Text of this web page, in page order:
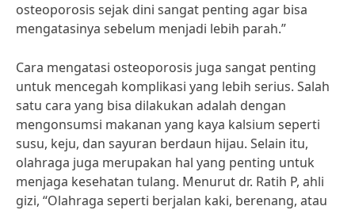
osteoporosis sejak dini sangat penting agar bisa
mengatasinya sebelum menjadi lebih parah.”
Cara mengatasi osteoporosis juga sangat penting
untuk mencegah komplikasi yang lebih serius. Salah
satu cara yang bisa dilakukan adalah dengan
mengonsumsi makanan yang kaya kalsium seperti
susu, keju, dan sayuran berdaun hijau. Selain itu,
olahraga juga merupakan hal yang penting untuk
menjaga kesehatan tulang. Menurut dr. Ratih P, ahli
gizi, “Olahraga seperti berjalan kaki, berenang, atau